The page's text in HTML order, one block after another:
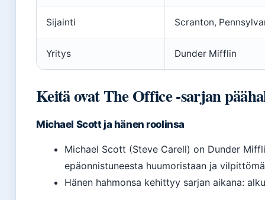
Sijainti Scranton,
Yritys Dunder Mifflin
Keitä ovat The Office -sarjan
Michael Scott ja hänen roolinsa
Michael Scott (Steve Carell) on Dunder
epäonnistuneesta huumoristaan ja
Hänen hahmonsa kehittyy sarjan aikana: